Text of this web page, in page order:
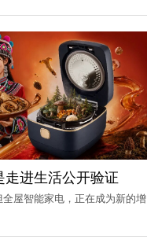
进生活公开验证
屋智能家电，正在成为新的增